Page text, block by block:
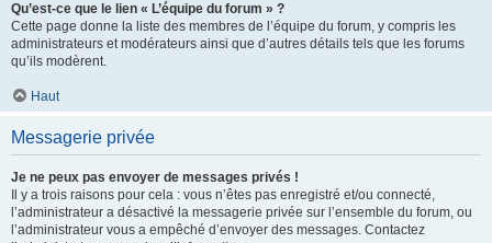
Qu’est-ce que le lien « L’équipe du forum » ?
Cette page donne la liste des membres de l’équipe du forum, y compris les
administrateurs et modérateurs ainsi que d’autres détails tels que les forums
qu’ils modèrent.
Haut
Messagerie privée
Je ne peux pas envoyer de messages privés !
Il y a trois raisons pour cela : vous n’êtes pas enregistré et/ou connecté,
l’administrateur a désactivé la messagerie privée sur l’ensemble du forum, ou
l’administrateur vous a empêché d’envoyer des messages. Contactez